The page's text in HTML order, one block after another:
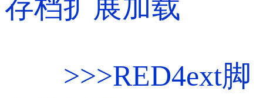
存档扩展加载
>>>RED4ext脚